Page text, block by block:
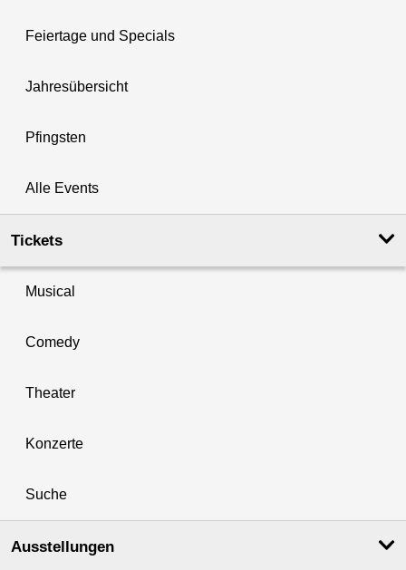
Feiertage und Specials
Jahresübersicht
Pfingsten
Alle Events
Tickets
Musical
Comedy
Theater
Konzerte
Suche
Ausstellungen